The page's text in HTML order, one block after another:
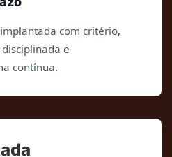
com critério,
e
contínua.